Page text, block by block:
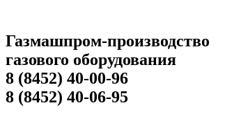
Газмашпром-производство
газового оборудования
8 (8452) 40-00-96
8 (8452) 40-06-95